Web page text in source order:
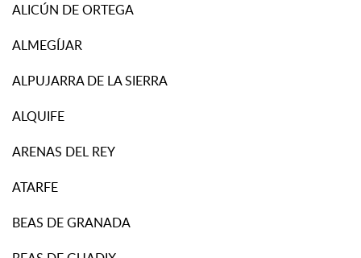
ALICÚN DE ORTEGA
ALMEGÍJAR
ALPUJARRA DE LA SIERRA
ALQUIFE
ARENAS DEL REY
ATARFE
BEAS DE GRANADA